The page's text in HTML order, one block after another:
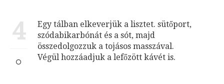
4
Egy tálban elkeverjük a lisztet. sütőport,
szódabikarbónát és a sót, majd
összedolgozzuk a tojásos masszával.
Végül hozzáadjuk a lefőzött kávét is.